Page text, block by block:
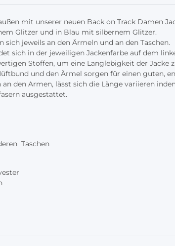
mit unserer neuen Back on Track Damen
Glitzer und in Blau mit silbernem Glitzer.
sich jeweils an den Ärmeln und an den Taschen.
sich in der jeweiligen Jackenfarbe auf dem
Stoffen, um eine Langlebigkeit der Jacke
und den Ärmel sorgen für einen guten,
den Armen, lässt sich die Länge variieren
ausgestattet.
Taschen